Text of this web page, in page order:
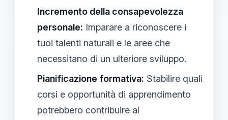
Incremento della consapevolezza
personale: Imparare a riconoscere i
tuoi talenti naturali e le aree che
necessitano di un ulteriore sviluppo.
Pianificazione formativa: Stabilire quali
corsi e opportunità di apprendimento
potrebbero contribuire al